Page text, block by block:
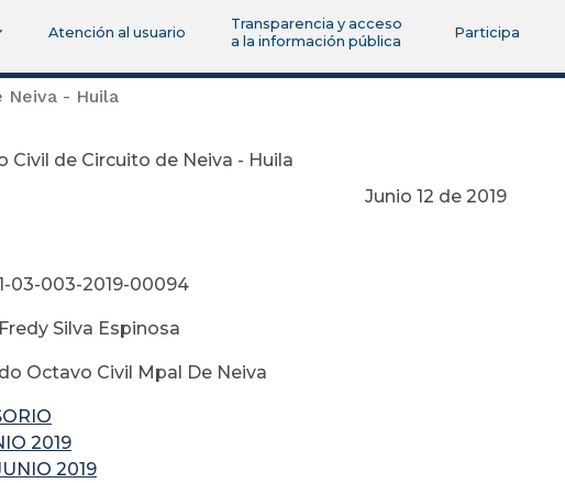
Atención al usuario
Transparencia y acceso
a la información pública
Participa
Neiva - Huila
Civil de Circuito de Neiva - Huila
12 de 2019
03-003-2019-00094
Silva Espinosa
Octavo Civil Mpal De Neiva
2019
2019